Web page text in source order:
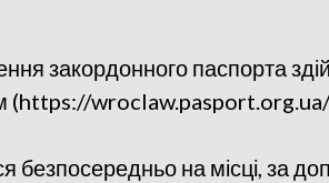
закордонного паспорта
(https://
безпосередньо на місці, за